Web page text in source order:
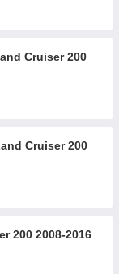
Cruiser 200
Cruiser 200
200 2008-2016